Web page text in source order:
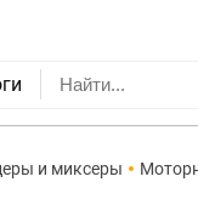
и миксеры